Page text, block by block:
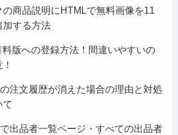
の商品説明にHTMLで無料画像を11
加する方法
料版への登録方法！間違いやすいの
注文履歴が消えた場合の理由と対処
て
出品者一覧ページ・すべての出品者